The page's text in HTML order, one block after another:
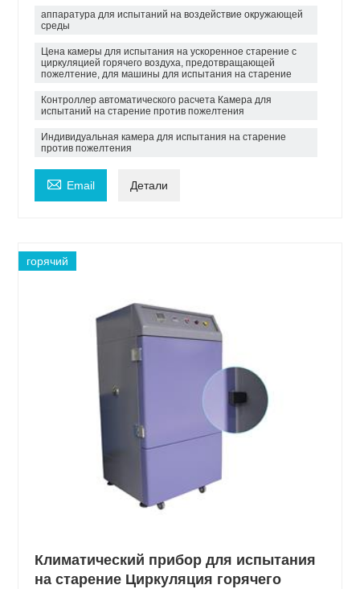
аппаратура для испытаний на воздействие окружающей
среды
Цена камеры для испытания на ускоренное старение с
циркуляцией горячего воздуха, предотвращающей
пожелтение, для машины для испытания на старение
Контроллер автоматического расчета Камера для
испытаний на старение против пожелтения
Индивидуальная камера для испытания на старение
против пожелтения
 Email Детали
горячий
Климатический прибор для испытания
на старение Циркуляция горячего